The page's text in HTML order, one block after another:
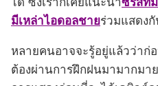
ได้ ซึ่งเราก็เคยแนะนำซีรีส์ที่
มีเหล่าไอดอลชายร่วมแสดง
หลายคนอาจจะรู้อยู่แล้วว่าก่
ต้องผ่านการฝึกฝนมามากมา